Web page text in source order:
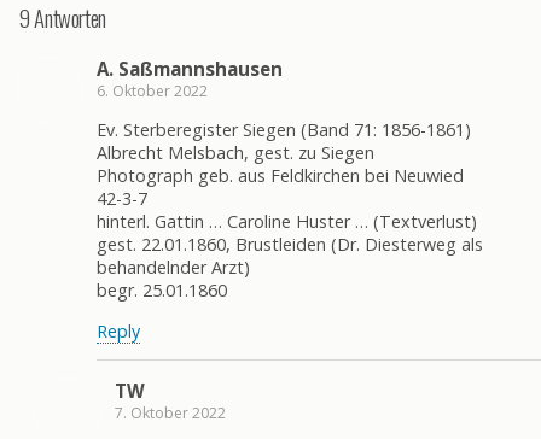
9 Antworten
A. Saßmannshausen
6. Oktober 2022
Ev. Sterberegister Siegen (Band 71: 1856-1861)
Albrecht Melsbach, gest. zu Siegen
Photograph geb. aus Feldkirchen bei Neuwied
42-3-7
hinterl. Gattin … Caroline Huster … (Textverlust)
gest. 22.01.1860, Brustleiden (Dr. Diesterweg als
behandelnder Arzt)
begr. 25.01.1860
Reply
TW
7. Oktober 2022